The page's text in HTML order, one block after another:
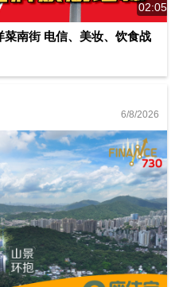
02:05
南街 电信、美妆、饮食战
6/8/2026